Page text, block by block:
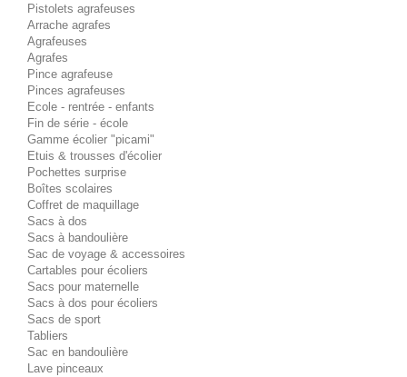
Pistolets agrafeuses
Arrache agrafes
Agrafeuses
Agrafes
Pince agrafeuse
Pinces agrafeuses
Ecole - rentrée - enfants
Fin de série - école
Gamme écolier "picami"
Etuis & trousses d'écolier
Pochettes surprise
Boîtes scolaires
Coffret de maquillage
Sacs à dos
Sacs à bandoulière
Sac de voyage & accessoires
Cartables pour écoliers
Sacs pour maternelle
Sacs à dos pour écoliers
Sacs de sport
Tabliers
Sac en bandoulière
Lave pinceaux